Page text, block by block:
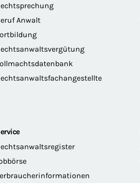
Anwalt